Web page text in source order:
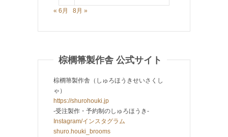
« 6月 8月 »
棕櫚箒製作舎 公式サイト
棕櫚箒製作舎（しゅろほうきせいさくし
ゃ）
https://shurohouki.jp
-受注製作・予約制のしゅろほうき-
Instagram/インスタグラム
shuro.houki_brooms